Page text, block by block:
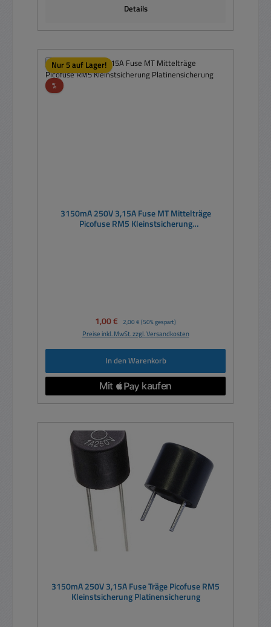
Details
Nur 5 auf Lager!
%Rabatt
3150mA 250V 3,15A Fuse MT Mittelträge
Picofuse RM5 Kleinstsicherung
Verkaufspreis:
1,00 € Regulärer Preis:
2,00 € (50% gespart)
Preise inkl. MwSt. zzgl. Versandkosten
In den Warenkorb
3150mA 250V 3,15A Fuse Träge Picofuse RM5
Kleinstsicherung Platinensicherung